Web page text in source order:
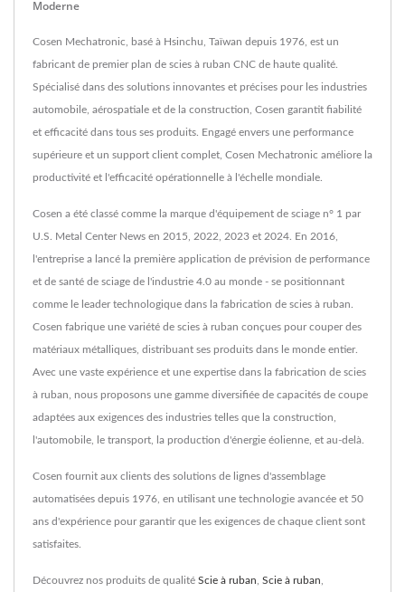
Moderne
Cosen Mechatronic, basé à Hsinchu, Taïwan depuis 1976, est un
fabricant de premier plan de scies à ruban CNC de haute qualité.
Spécialisé dans des solutions innovantes et précises pour les industries
automobile, aérospatiale et de la construction, Cosen garantit fiabilité
et efficacité dans tous ses produits. Engagé envers une performance
supérieure et un support client complet, Cosen Mechatronic améliore la
productivité et l'efficacité opérationnelle à l'échelle mondiale.
Cosen a été classé comme la marque d'équipement de sciage n° 1 par
U.S. Metal Center News en 2015, 2022, 2023 et 2024. En 2016,
l'entreprise a lancé la première application de prévision de performance
et de santé de sciage de l'industrie 4.0 au monde - se positionnant
comme le leader technologique dans la fabrication de scies à ruban.
Cosen fabrique une variété de scies à ruban conçues pour couper des
matériaux métalliques, distribuant ses produits dans le monde entier.
Avec une vaste expérience et une expertise dans la fabrication de scies
à ruban, nous proposons une gamme diversifiée de capacités de coupe
adaptées aux exigences des industries telles que la construction,
l'automobile, le transport, la production d'énergie éolienne, et au-delà.
Cosen fournit aux clients des solutions de lignes d'assemblage
automatisées depuis 1976, en utilisant une technologie avancée et 50
ans d'expérience pour garantir que les exigences de chaque client sont
satisfaites.
Découvrez nos produits de qualité Scie à ruban Scie à ruban